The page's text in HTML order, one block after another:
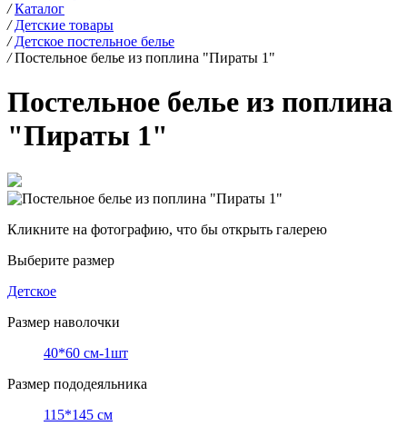
/ Каталог
/ Детские товары
/ Детское постельное белье
/ Постельное белье из поплина "Пираты 1"
Постельное белье из поплина
"Пираты 1"
Кликните на фотографию, что бы открыть галерею
Выберите размер
Детское
Размер наволочки
40*60 см-1шт
Размер пододеяльника
115*145 см